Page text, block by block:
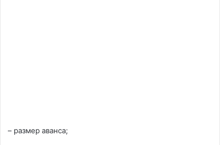
– размер аванса;